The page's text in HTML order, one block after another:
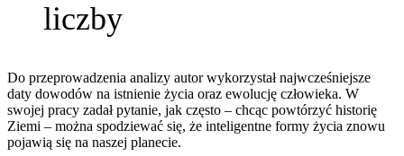
liczby
Do przeprowadzenia analizy autor wykorzystał najwcześniejsze
daty dowodów na istnienie życia oraz ewolucję człowieka. W
swojej pracy zadał pytanie, jak często – chcąc powtórzyć historię
Ziemi – można spodziewać się, że inteligentne formy życia znowu
pojawią się na naszej planecie.